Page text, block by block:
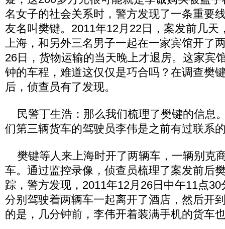
名女子的社会关系时，警方发现了一条重要
友名叫樊键。2011年12月22日，案发前几天
上海，和另外三名男子一起在一家宾馆开了
26日，货物运输的当天晚上才退房。这家宾
钟的车程，难道这仅仅是巧合吗？在调查樊
后，侦查员有了发现。
民警丁生浩：那么我们梳理了樊键的信息
们第三辆货车的驾驶员李伟是之前有过联系
樊键等人来上海时开了两辆车，一辆别克
车。通过监控录像，侦查员梳理了案发前后
踪，警方发现，2011年12月26日中午11点
分别驾驶着两辆车一起离开了酒店，然后开
的是，几分钟前，李伟开着装满手机的货车